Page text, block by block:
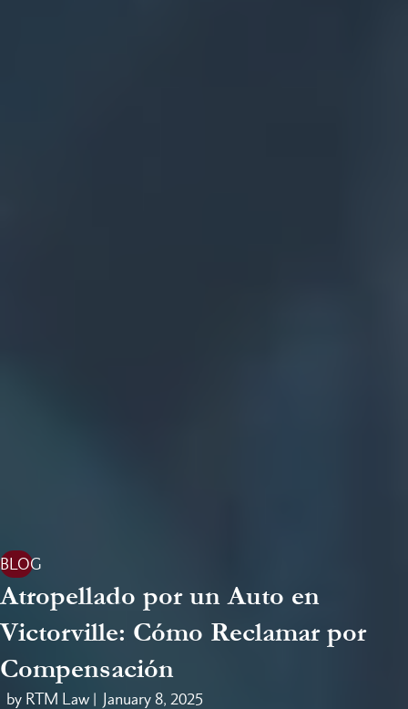
BLOG
Atropellado por un Auto en
Victorville: Cómo Reclamar por
Compensación
by RTM Law | January 8, 2025